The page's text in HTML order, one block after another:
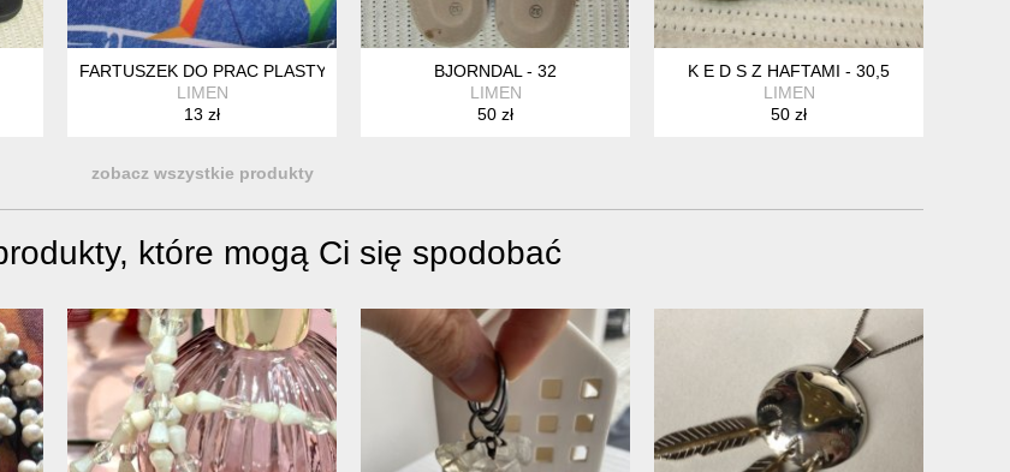
FARTUSZEK DO PRAC PLASTYCZNYCH
LIMEN
13 zł
BJORNDAL - 32
LIMEN
50 zł
K E D S Z HAFTAMI - 30,5
LIMEN
50 zł
zobacz wszystkie produkty
które mogą Ci się spodobać